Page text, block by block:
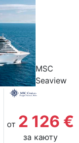
MSC
Seaview
от 2 126 €
за каюту